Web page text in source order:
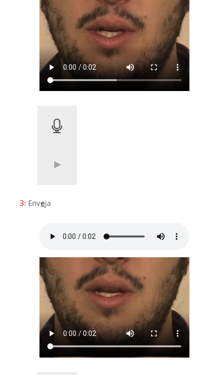
3: Enveja